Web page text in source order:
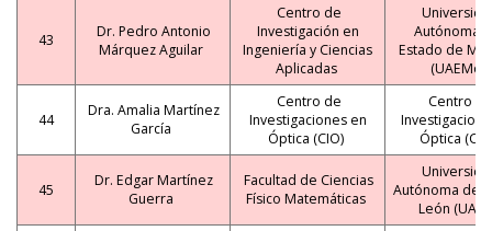
43
Dr. Pedro Antonio
Márquez Aguilar
Centro de
Investigación en
Ingeniería y Ciencias
Aplicadas
Autónoma
Estado de
(UAEMo)
44
Dra. Amalia Martínez
García
Centro de
Investigaciones en
Óptica (CIO)
Centro de
Óptica
45
Dr. Edgar Martínez
Guerra
Facultad de Ciencias
Físico Matemáticas
Autónoma de
León